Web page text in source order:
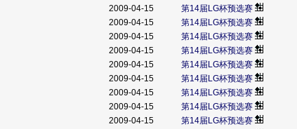
2009-04-15 第14届LG杯预选赛
2009-04-15 第14届LG杯预选赛
2009-04-15 第14届LG杯预选赛
2009-04-15 第14届LG杯预选赛
2009-04-15 第14届LG杯预选赛
2009-04-15 第14届LG杯预选赛
2009-04-15 第14届LG杯预选赛
2009-04-15 第14届LG杯预选赛
2009-04-15 第14届LG杯预选赛